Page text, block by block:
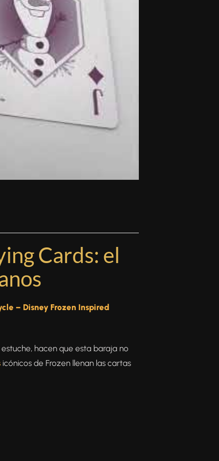
Cards: el
– Disney Frozen Inspired
hacen que esta baraja no
icónicos de Frozen llenan las cartas